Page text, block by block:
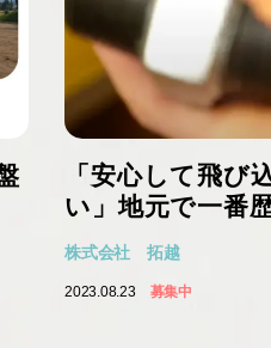
「安心して飛び
い」地元で一番
株式会社 拓越
2023.08.23 募集中